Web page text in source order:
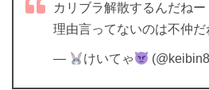
カリブラ解散するんだねー
理由言ってないのは不仲だ
— けいてゃ